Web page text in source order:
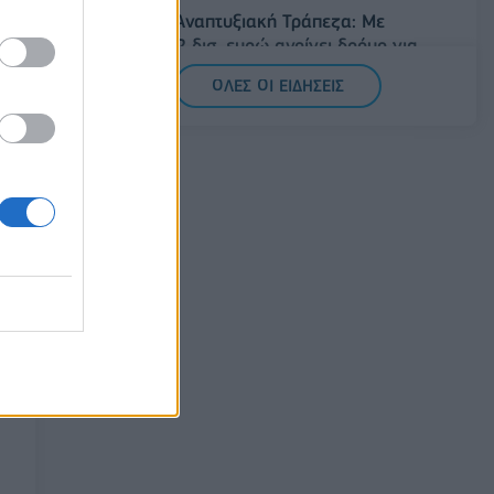
Ελληνική Αναπτυξιακή Τράπεζα: Με
«προίκα» 2 δισ. ευρώ ανοίγει δρόμο για
δάνεια έως 5 δισ. σε μικρομεσαίες
08/08/2026 - 11:22
ΟΛΕΣ ΟΙ ΕΙΔΗΣΕΙΣ